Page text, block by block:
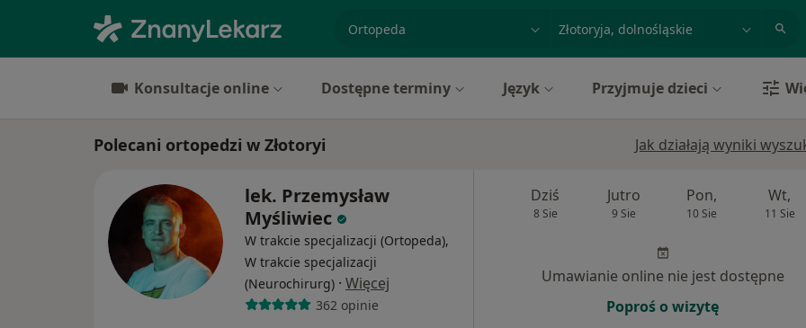
miasto lub dzielnica
Konsultacje online Dostępne terminy Język Przyjmuje dzieci
Polecani ortopedzi w Złotoryi Jak działają wyniki
lek. Przemysław
Myśliwiec
W trakcie specjalizacji (Ortopeda),
W trakcie specjalizacji
(Neurochirurg) · Więcej
362 opinie
Dziś
8 Sie
Jutro
9 Sie
Pon,
10 Sie
Wt,
11 Sie
Umawianie online nie jest dostępne
Poproś o wizytę